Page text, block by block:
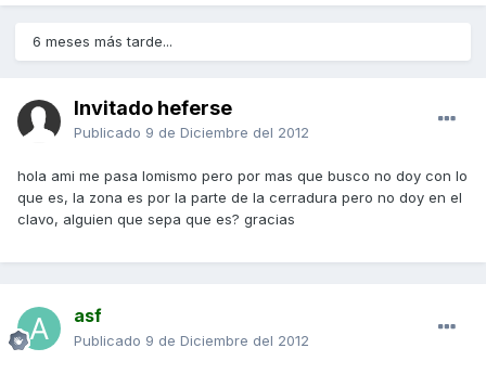
6 meses más tarde...
Invitado heferse
Publicado 9 de Diciembre del 2012
hola ami me pasa lomismo pero por mas que busco no doy con lo
que es, la zona es por la parte de la cerradura pero no doy en el
clavo, alguien que sepa que es? gracias
asf
Publicado 9 de Diciembre del 2012